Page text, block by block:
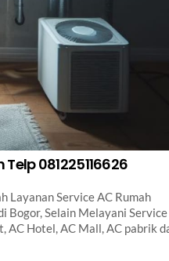
081225116626
Layanan Service AC Rumah
Bogor, Selain Melayani Service
AC Hotel, AC Mall, AC pabrik